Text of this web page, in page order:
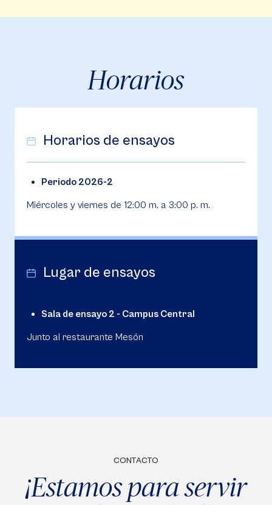
Horarios
Horarios de ensayos
Periodo 2026-2
Miércoles y viernes de 12:00 m. a 3:00 p. m.
Lugar de ensayos
Sala de ensayo 2 - Campus Central
Junto al restaurante Mesón
CONTACTO
¡Estamos para servir